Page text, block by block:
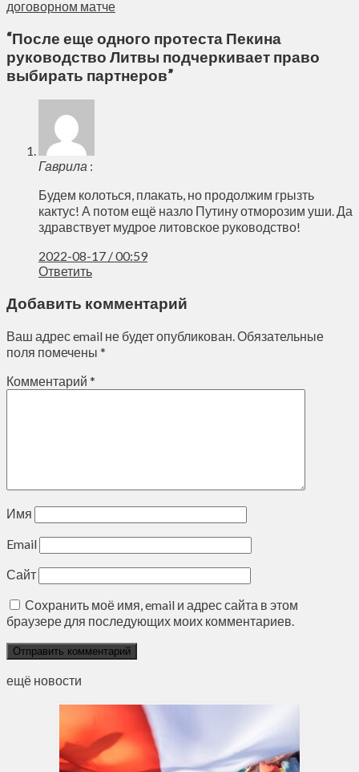
договорном матче
“После еще одного протеста Пекина
руководство Литвы подчеркивает право
выбирать партнеров”
Гаврила :
Будем колоться, плакать, но продолжим грызть
кактус! А потом ещё назло Путину отморозим уши. Да
здравствует мудрое литовское руководство!
2022-08-17 / 00:59
Ответить
Добавить комментарий
Ваш адрес email не будет опубликован. Обязательные
поля помечены *
Комментарий *
Имя
Email
Сайт
Сохранить моё имя, email и адрес сайта в этом
браузере для последующих моих комментариев.
ещё новости